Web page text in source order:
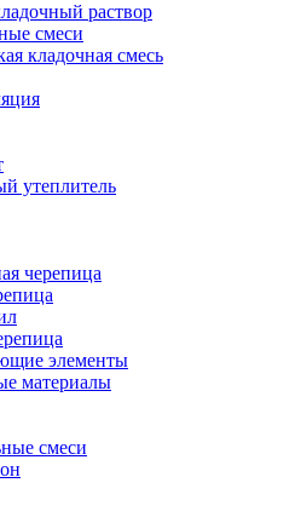
раствор
смеси
кладочная смесь
утеплитель
черепица
элементы
материалы
смеси